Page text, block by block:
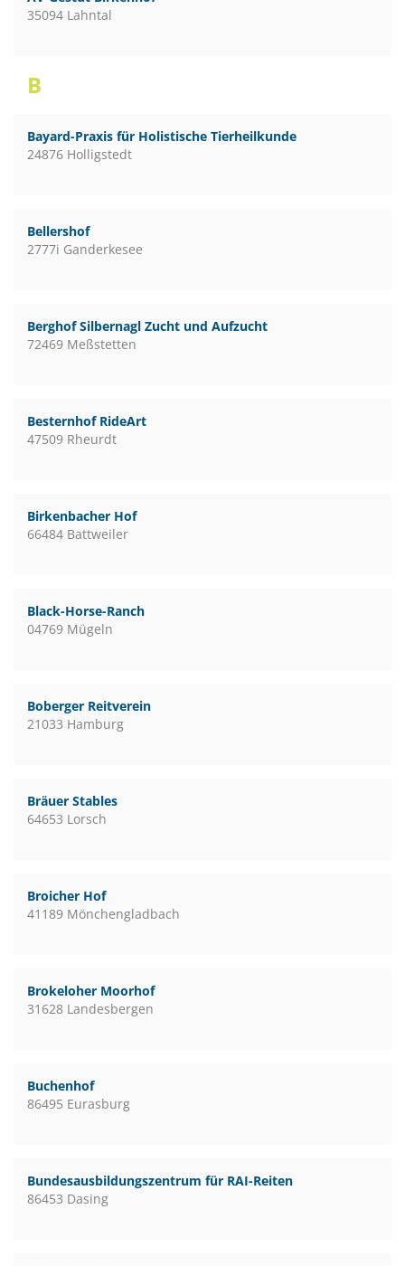
35094 Lahntal
B
Bayard-Praxis für Holistische Tierheilkunde
24876 Holligstedt
Bellershof
2777i Ganderkesee
Berghof Silbernagl Zucht und Aufzucht
72469 Meßstetten
Besternhof RideArt
47509 Rheurdt
Birkenbacher Hof
66484 Battweiler
Black-Horse-Ranch
04769 Mügeln
Boberger Reitverein
21033 Hamburg
Bräuer Stables
64653 Lorsch
Broicher Hof
41189 Mönchengladbach
Brokeloher Moorhof
31628 Landesbergen
Buchenhof
86495 Eurasburg
Bundesausbildungszentrum für RAI-Reiten
86453 Dasing